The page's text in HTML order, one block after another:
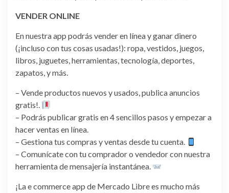
VENDER ONLINE
En nuestra app podrás vender en línea y ganar dinero
(¡incluso con tus cosas usadas!): ropa, vestidos, juegos,
libros, juguetes, herramientas, tecnología, deportes,
zapatos, y más.
– Vende productos nuevos y usados, publica anuncios
gratis!.
– Podrás publicar gratis en 4 sencillos pasos y empezar a
hacer ventas en línea.
– Gestiona tus compras y ventas desde tu cuenta.
– Comunícate con tu comprador o vendedor con nuestra
herramienta de mensajería instantánea.
¡La e commerce app de Mercado Libre es mucho más